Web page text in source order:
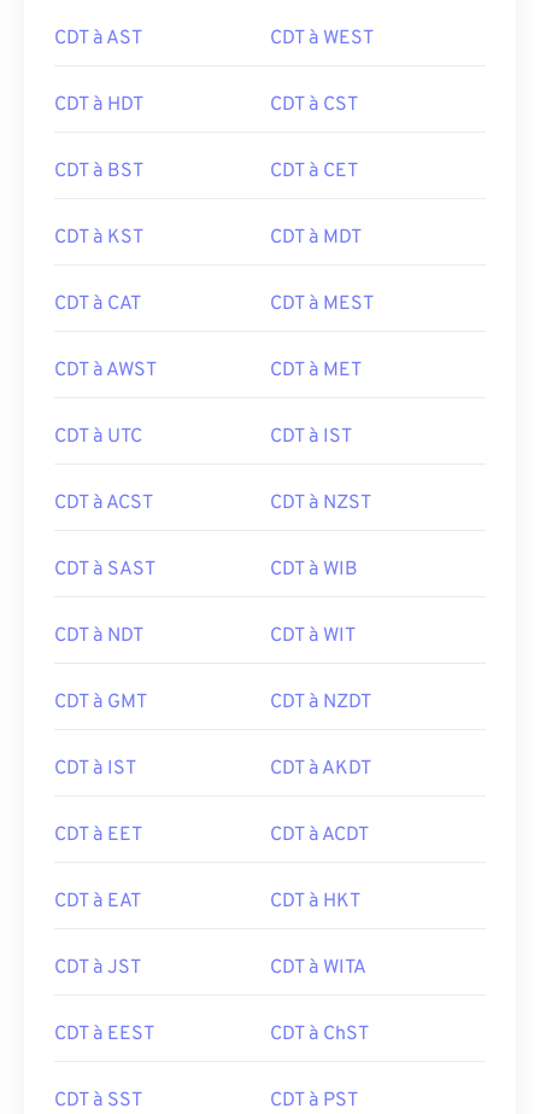
CDT à AST CDT à WEST
CDT à HDT CDT à CST
CDT à BST CDT à CET
CDT à KST CDT à MDT
CDT à CAT CDT à MEST
CDT à AWST CDT à MET
CDT à UTC CDT à IST
CDT à ACST CDT à NZST
CDT à SAST CDT à WIB
CDT à NDT CDT à WIT
CDT à GMT CDT à NZDT
CDT à IST CDT à AKDT
CDT à EET CDT à ACDT
CDT à EAT CDT à HKT
CDT à JST CDT à WITA
CDT à EEST CDT à ChST
CDT à SST CDT à PST